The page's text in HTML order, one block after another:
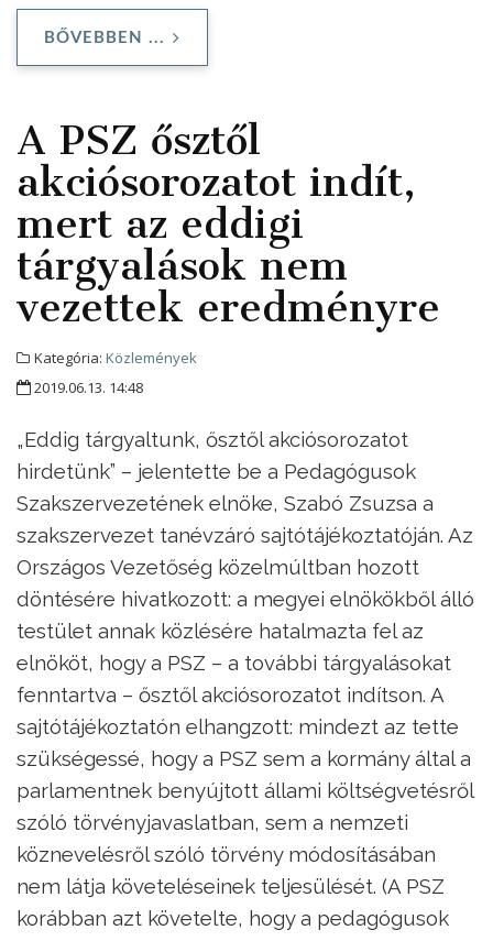
BŐVEBBEN ...
A PSZ ősztől
akciósorozatot indít,
mert az eddigi
tárgyalások nem
vezettek eredményre
Kategória: Közlemények
2019.06.13. 14:48
„Eddig tárgyaltunk, ősztől akciósorozatot
hirdetünk” – jelentette be a Pedagógusok
Szakszervezetének elnöke, Szabó Zsuzsa a
szakszervezet tanévzáró sajtótájékoztatóján. Az
Országos Vezetőség közelmúltban hozott
döntésére hivatkozott: a megyei elnökökből álló
testület annak közlésére hatalmazta fel az
elnököt, hogy a PSZ – a további tárgyalásokat
fenntartva – ősztől akciósorozatot indítson. A
sajtótájékoztatón elhangzott: mindezt az tette
szükségessé, hogy a PSZ sem a kormány által a
parlamentnek benyújtott állami költségvetésről
szóló törvényjavaslatban, sem a nemzeti
köznevelésről szóló törvény módosításában
nem látja követeléseinek teljesülését. (A PSZ
korábban azt követelte, hogy a pedagógusok